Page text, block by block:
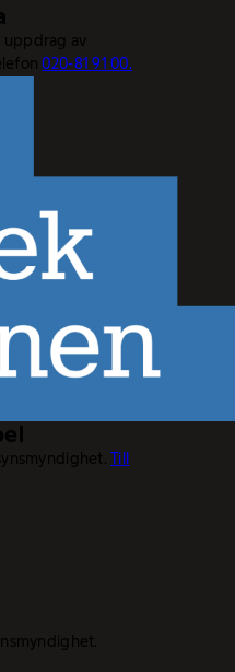
uppdrag av
020-81 91 00.
Till